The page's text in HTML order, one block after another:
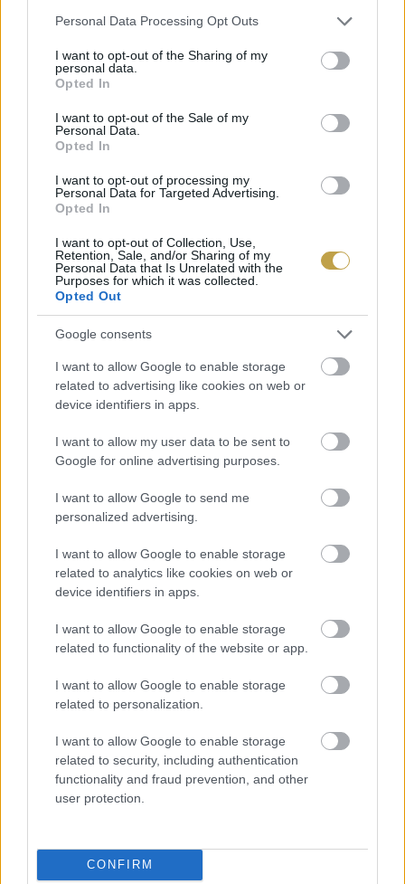
Please note that this website/app uses one or more Google
not limited to your visit or usage behaviour. You may click to
grant or deny consent to Google and its third-party tags to
use your data for below specified purposes in below Google
consent section.
Personal Data Processing Opt Outs
I want to opt-out of the Sharing of my
personal data.
Opted In
I want to opt-out of the Sale of my
Personal Data.
Opted In
I want to opt-out of processing my
Personal Data for Targeted Advertising.
Opted In
I want to opt-out of Collection, Use,
Retention, Sale, and/or Sharing of my
Personal Data that Is Unrelated with the
Purposes for which it was collected.
Opted Out
Google consents
I want to allow Google to enable storage
related to advertising like cookies on web or
device identifiers in apps.
I want to allow my user data to be sent to
Google for online advertising purposes.
I want to allow Google to send me
personalized advertising.
I want to allow Google to enable storage
related to analytics like cookies on web or
device identifiers in apps.
I want to allow Google to enable storage
related to functionality of the website or app.
I want to allow Google to enable storage
related to personalization.
I want to allow Google to enable storage
related to security, including authentication
functionality and fraud prevention, and other
user protection.
CONFIRM
Falatok
SOHA NE EGYÜNK AZON A BENZINKÚTON,
AHOL EZT A DOLGOT TALÁLJUK A PULTON!
Már néhány apró részletből kiderülhet, hogy érdemes-e ételt
Szendvicsek, pizzák, saláták, fánkok és nachók mellett […]